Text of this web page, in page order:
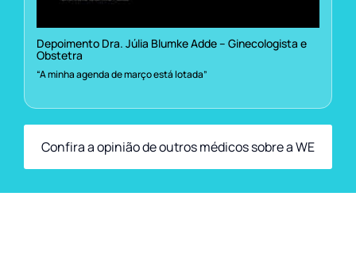
Depoimento Dra. Júlia Blumke Adde – Ginecologista e
Obstetra
“A minha agenda de março está lotada”
Confira a opinião de outros médicos sobre a WE